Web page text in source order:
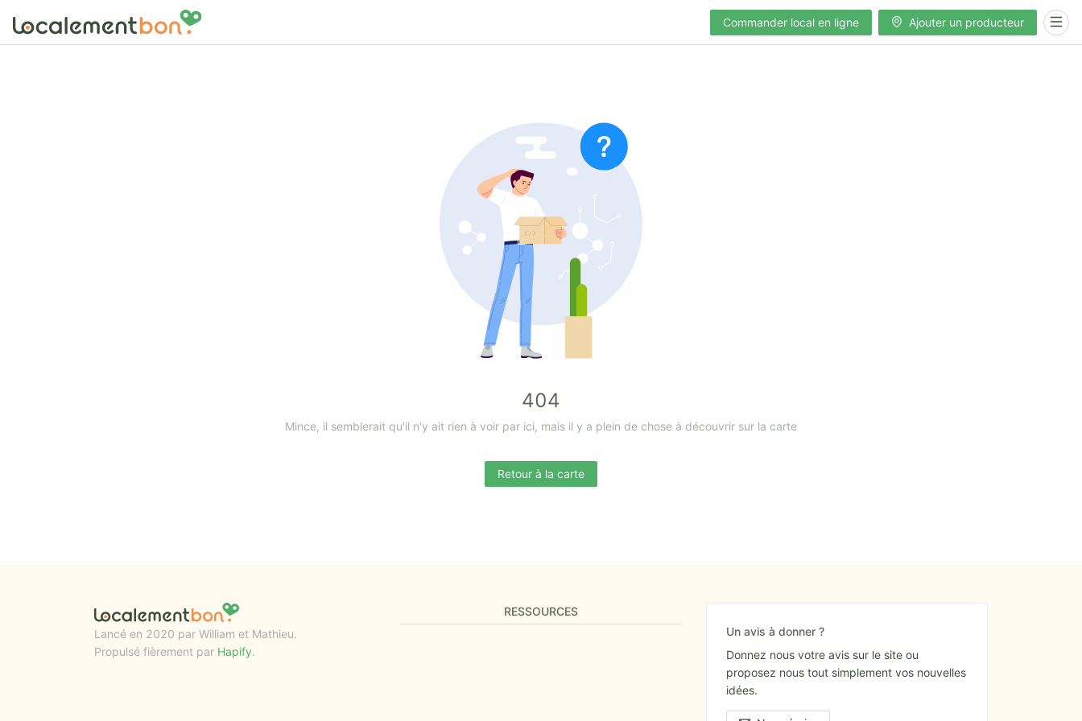
Commander local en ligne Ajouter un producteur
404
Mince, il semblerait qu'il n'y ait rien à voir par ici, mais il y a plein de chose à découvrir sur la carte
Retour à la carte
Lancé en 2020 par William et Mathieu.
Propulsé fièrement par Hapify.
RESSOURCES
Un avis à donner ?
Donnez nous votre avis sur le site ou
proposez nous tout simplement vos nouvelles
idées.